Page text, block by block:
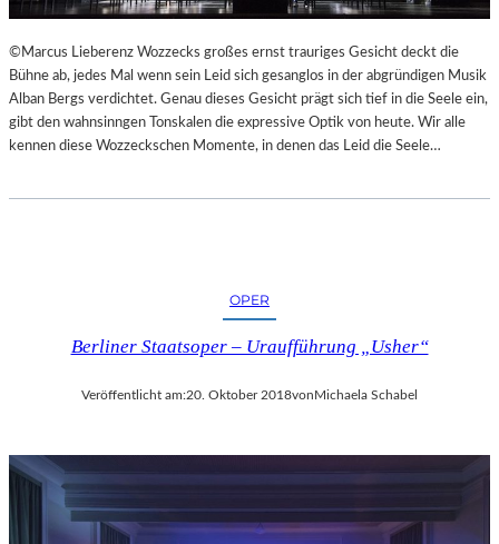
L
S
Ä
U
L
E
G
©Marcus Lieberenz Wozzecks großes ernst trauriges Gesicht deckt die
Bühne ab, jedes Mal wenn sein Leid sich gesanglos in der abgründigen Musik
Alban Bergs verdichtet. Genau dieses Gesicht prägt sich tief in die Seele ein,
gibt den wahnsinngen Tonskalen die expressive Optik von heute. Wir alle
kennen diese Wozzeckschen Momente, in denen das Leid die Seele…
OPER
Berliner Staatsoper – Uraufführung „Usher“
Veröffentlicht am:20. Oktober 2018vonMichaela Schabel